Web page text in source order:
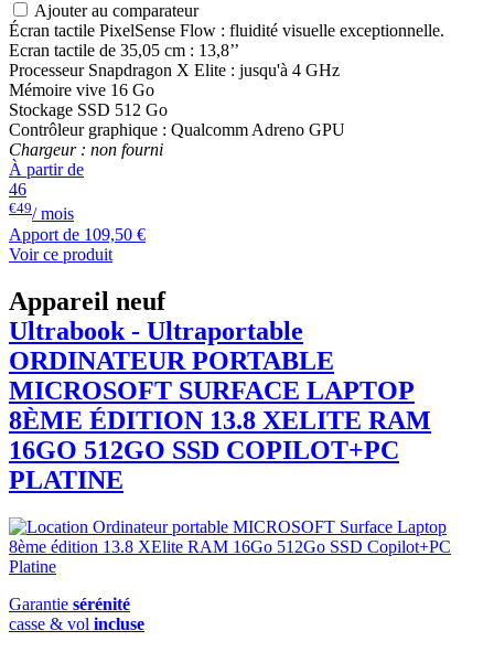
Ajouter au comparateur
Écran tactile PixelSense Flow : fluidité visuelle exceptionnelle.
Ecran tactile de 35,05 cm : 13,8’’
Processeur Snapdragon X Elite : jusqu'à 4 GHz
Mémoire vive 16 Go
Stockage SSD 512 Go
Contrôleur graphique : Qualcomm Adreno GPU
Chargeur : non fourni
À partir de
46
€49/ mois
Apport de 109,50 €
Voir ce produit
Appareil neuf
Ultrabook - Ultraportable
ORDINATEUR PORTABLE
MICROSOFT SURFACE LAPTOP
8ÈME ÉDITION 13.8 XELITE RAM
16GO 512GO SSD COPILOT+PC
PLATINE
Garantie sérénité
casse & vol incluse